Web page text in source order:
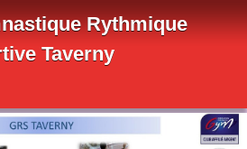
Rythmique
Taverny